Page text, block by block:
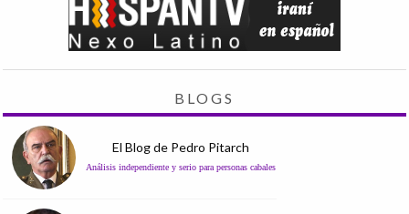
BLOGS
El Blog de Pedro Pitarch
Análisis independiente y serio para personas cabales